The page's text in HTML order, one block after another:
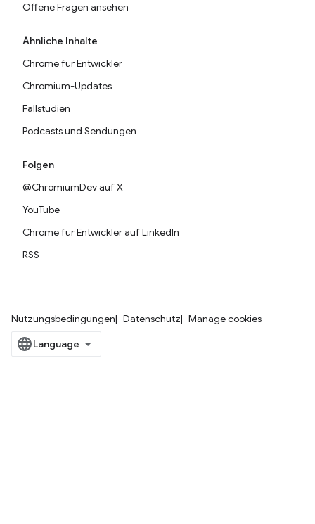
Offene Fragen ansehen
Ähnliche Inhalte
Chrome für Entwickler
Chromium-Updates
Fallstudien
Podcasts und Sendungen
Folgen
@ChromiumDev auf X
YouTube
Chrome für Entwickler auf LinkedIn
RSS
Nutzungsbedingungen Datenschutz Manage cookies